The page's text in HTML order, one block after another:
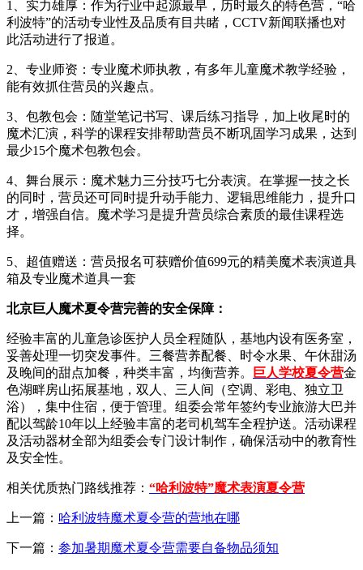
1、实力雄厚：作为行业中起源最早，历时最久的特色营，“哈
利波特”的活动专业性及品质有目共睹，CCTV新闻联播也对
此活动进行了报道。
2、专业师资：专业魔术师执教，有多年儿童魔术教学经验，
能有效抓住营员的兴趣点。
3、包教包会：随堂笔记书写、课后练习指导，加上收尾时的
魔术汇演，科学的课程安排帮助营员不断巩固学习成果，达到
最少15个魔术包教包会。
4、舞台展示：魔术魅力三分技巧七分表演。在掌握一技之长
的同时，营员还可同时提升动手能力、逻辑思维能力，提升口
才，增强自信。魔术学习是提升营员综合素质的最佳课程选
择。
5、超值赠送：营员报名可获赠价值699元的精美魔术表演道具
箱及专业魔术道具一套
北京巨人魔术夏令营完善的安全保障：
经验丰富的儿童急诊医护人员全程随队，基地内设有医务室，
妥善处理一切突发事件。三餐营养配餐、时令水果、午休甜汤
及晚间的甜点加餐，种类丰富，均衡营养。
巨人学校夏令营金
色湖畔房山拓展基地，双人、三人间（空调、彩电、独立卫
浴），集中住宿，便于管理。组委会常年签约专业旅游大巴并
配以驾龄10年以上经验丰富的老司机驾车全程护送。活动课程
及活动器材全部为组委会专门设计制作，确保活动中的教育性
及安全性。
相关优质热门路线推荐： “哈利波特”魔术表演夏令营
上一篇： 哈利波特魔术夏令营的营地在哪
下一篇： 参加暑期魔术夏令营需要自备物品须知